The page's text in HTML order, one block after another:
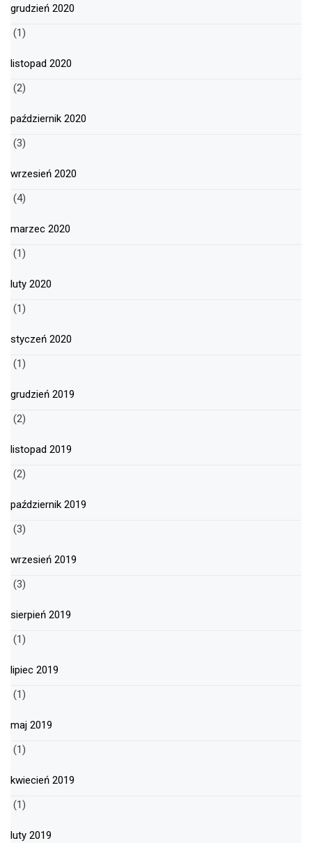
grudzień 2020
(1)
listopad 2020
(2)
październik 2020
(3)
wrzesień 2020
(4)
marzec 2020
(1)
luty 2020
(1)
styczeń 2020
(1)
grudzień 2019
(2)
listopad 2019
(2)
październik 2019
(3)
wrzesień 2019
(3)
sierpień 2019
(1)
lipiec 2019
(1)
maj 2019
(1)
kwiecień 2019
(1)
luty 2019